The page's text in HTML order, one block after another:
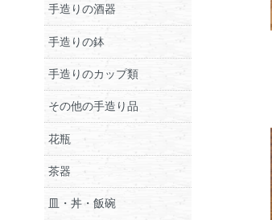
手造りの酒器
手造りの鉢
手造りのカップ類
その他の手造り品
花瓶
茶器
皿・丼・飯碗